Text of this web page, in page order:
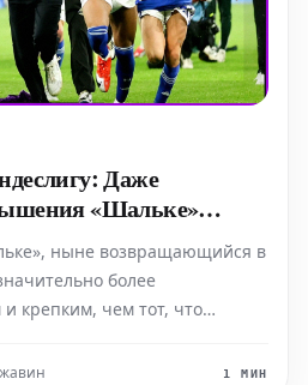
Даже
«Шальке»
ныне возвращающийся в
более
крепким, чем тот, что
его повышения стало одним
1 МИН